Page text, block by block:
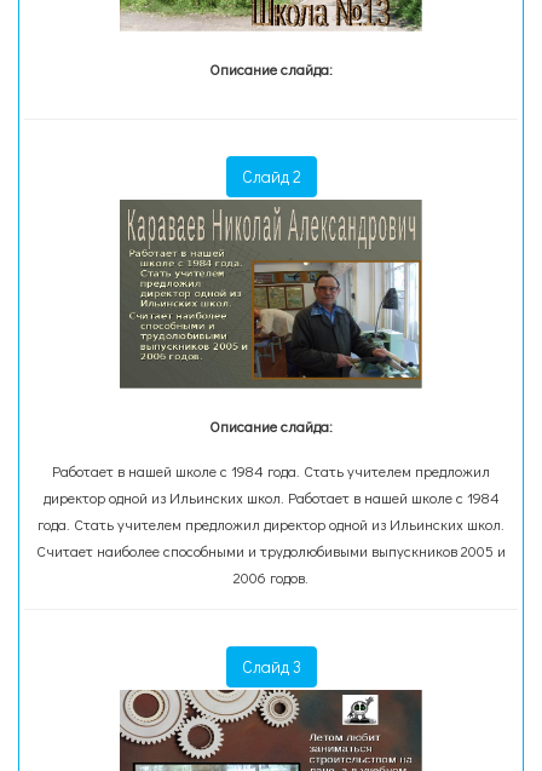
Описание слайда:
Слайд 2
Описание слайда:
Работает в нашей школе с 1984 года. Стать учителем предложил
директор одной из Ильинских школ. Работает в нашей школе с 1984
года. Стать учителем предложил директор одной из Ильинских школ.
Считает наиболее способными и трудолюбивыми выпускников 2005 и
2006 годов.
Слайд 3